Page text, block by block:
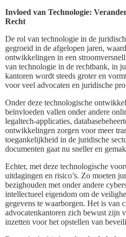
Invloed van Technologie:
Recht
De rol van technologie in de
gegroeid in de afgelopen jaren,
ontwikkelingen in een
van technologie in de rechtbank, in
kantoren wordt steeds groter en
voor veel advocaten en juridische
Onder deze technologische
beïnvloeden vallen onder andere
legaltech-applicaties,
ontwikkelingen zorgen voor meer
toegankelijkheid in de juridische
documenten gaat nu sneller en
Echter, met deze technologische
uitdagingen en risico’s. Zo moeten
bezighouden met onder andere
intellectueel eigendom om de
gegevens te waarborgen. Het is van
advocatenkantoren zich bewust zijn
inzetten voor het opstellen van